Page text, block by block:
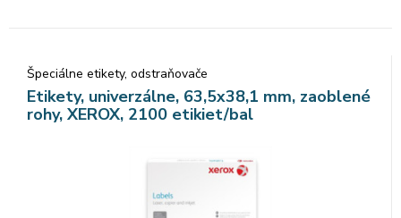
Špeciálne etikety, odstraňovače
Etikety, univerzálne, 63,5x38,1 mm, zaoblené
rohy, XEROX, 2100 etikiet/bal